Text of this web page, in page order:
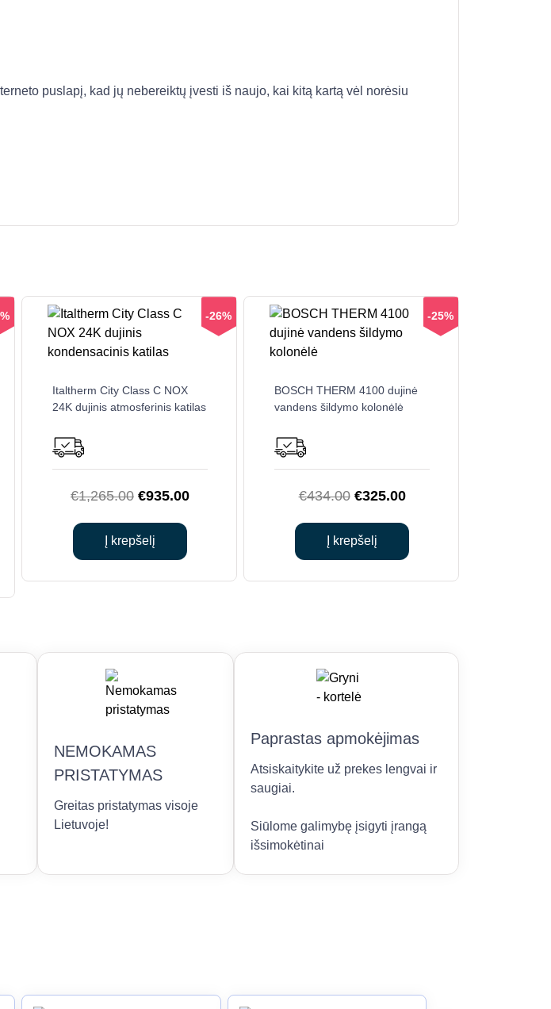
puslapį, kad jų nebereiktų įvesti iš naujo, kai kitą kartą vėl norėsiu
-26%
Italtherm City Class C NOX
24K dujinis atmosferinis katilas
€1,265.00 Original
was:
€1,265.00.
€935.00Current
Į krepšelį
-25%
BOSCH THERM 4100 dujinė
vandens šildymo kolonėlė
€434.00 Original
was:
€434.00.
€325.00Current
€325.00.
Į krepšelį
NEMOKAMAS
PRISTATYMAS
Greitas pristatymas visoje
Lietuvoje!
Paprastas apmokėjimas
Atsiskaitykite už prekes lengvai ir
saugiai.
Siūlome galimybę įsigyti įrangą
išsimokėtinai